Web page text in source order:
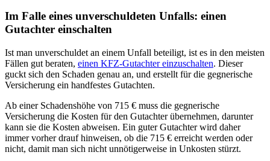
Im Falle eines unverschuldeten Unfalls: einen
Gutachter einschalten
Ist man unverschuldet an einem Unfall beteiligt, ist es in den meisten
Fällen gut beraten, einen KFZ-Gutachter einzuschalten. Dieser
guckt sich den Schaden genau an, und erstellt für die gegnerische
Versicherung ein handfestes Gutachten.
Ab einer Schadenshöhe von 715 € muss die gegnerische
Versicherung die Kosten für den Gutachter übernehmen, darunter
kann sie die Kosten abweisen. Ein guter Gutachter wird daher
immer vorher drauf hinweisen, ob die 715 € erreicht werden oder
nicht, damit man sich nicht unnötigerweise in Unkosten stürzt.